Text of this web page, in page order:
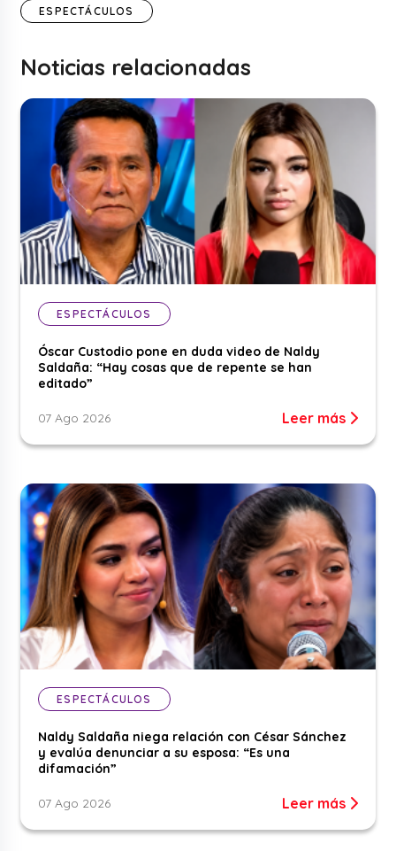
ESPECTÁCULOS
Noticias relacionadas
ESPECTÁCULOS
Óscar Custodio pone en duda video de Naldy
Saldaña: “Hay cosas que de repente se han
editado”
07 Ago 2026 Leer más
ESPECTÁCULOS
Naldy Saldaña niega relación con César Sánchez
y evalúa denunciar a su esposa: “Es una
difamación”
07 Ago 2026 Leer más